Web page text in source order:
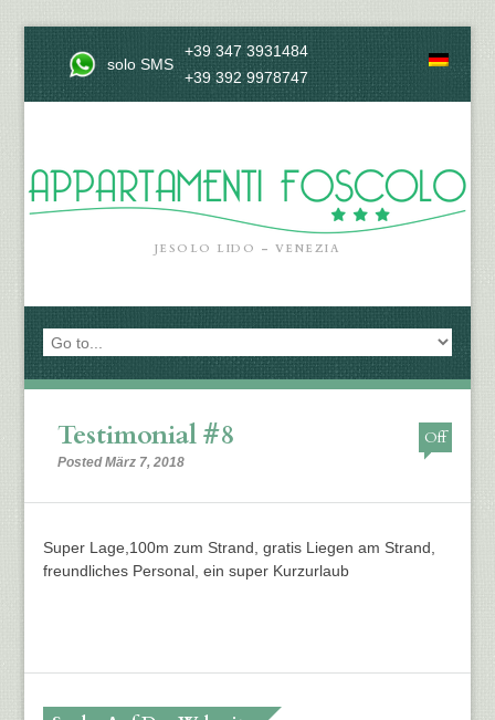
solo SMS
+39 347 3931484
+39 392 9978747
JESOLO LIDO – VENEZIA
Testimonial #8
Posted März 7, 2018
Off
Super Lage,100m zum Strand, gratis Liegen am Strand,
freundliches Personal, ein super Kurzurlaub